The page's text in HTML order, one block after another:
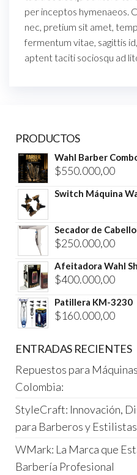
per inceptos hymenaeos.
nec, pretium sit amet,
fermentum vitae, sagittis
aptent taciti sociosqu ad
PRODUCTOS
Wahl Barber
$550.000,00
Switch Máquina
Secador de
$250.000,00
Afeitadora Wahl
$400.000,00
Patillera KM-3230
$160.000,00
ENTRADAS RECIENTES
Repuestos para
Colombia:
StyleCraft: Innovación,
para Barberos y
WMark: La Marca que
Barbería Profesional